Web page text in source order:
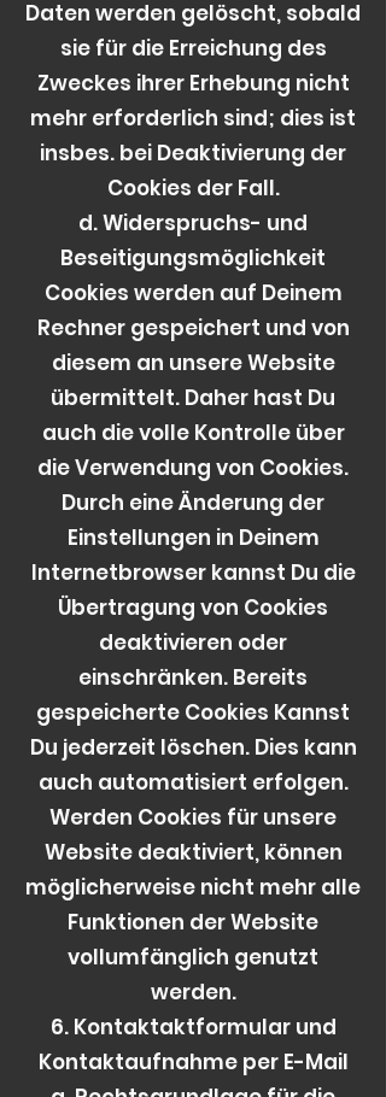
Daten werden gelöscht, sobald
sie für die Erreichung des
Zweckes ihrer Erhebung nicht
mehr erforderlich sind; dies ist
insbes. bei Deaktivierung der
Cookies der Fall.
d. Widerspruchs- und
Beseitigungsmöglichkeit
Cookies werden auf Deinem
Rechner gespeichert und von
diesem an unsere Website
übermittelt. Daher hast Du
auch die volle Kontrolle über
die Verwendung von Cookies.
Durch eine Änderung der
Einstellungen in Deinem
Internetbrowser kannst Du die
Übertragung von Cookies
deaktivieren oder
einschränken. Bereits
gespeicherte Cookies Kannst
Du jederzeit löschen. Dies kann
auch automatisiert erfolgen.
Werden Cookies für unsere
Website deaktiviert, können
möglicherweise nicht mehr alle
Funktionen der Website
vollumfänglich genutzt
werden.
6. Kontaktaktformular und
Kontaktaufnahme per E-Mail